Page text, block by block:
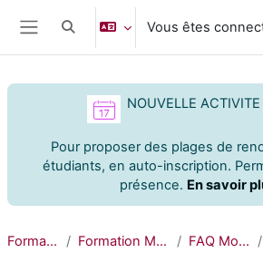
Passer au contenu principal
Panneau latéral
Activer/désactiver la saisie de
Vous êtes
NOUVELLE ACTIVITE
Pour proposer des plages de
étudiants, en auto-inscription.
présence. En savoir
Formation Formation Moodle FAQ Moodle